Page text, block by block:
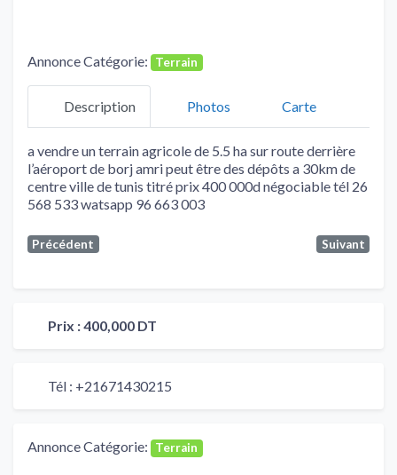
Annonce Catégorie: Terrain
Description Photos Carte
a vendre un terrain agricole de 5.5 ha sur route derrière
l’aéroport de borj amri peut être des dépôts a 30km de
centre ville de tunis titré prix 400 000d négociable tél 26
568 533 watsapp 96 663 003
Précédent Suivant
Prix :400,000 DT
Tél : +21671430215
Annonce Catégorie: Terrain